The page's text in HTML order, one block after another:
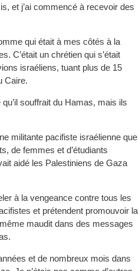
et j’ai commencé à recevoir des
qui était à mes côtés à la
C’était un chrétien qui s’était
israéliens, tuant plus de 15
Caire.
souffrait du Hamas, mais ils
militante pacifiste israélienne que
de femmes et d’étudiants
aidé les Palestiniens de Gaza
à la vengeance contre tous les
et prétendent promouvoir la
maudit dans des messages
et de nombreux mois dans